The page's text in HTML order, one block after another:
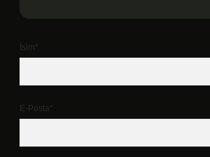
İsim*
E-Posta*